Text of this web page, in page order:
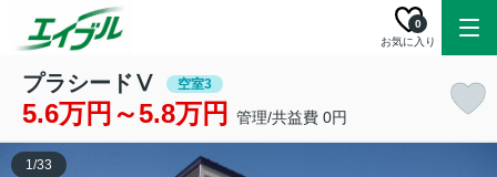
お気に入り
0
プラシードⅤ 空室3
5.6万円～5.8万円 管理/共益費 0円
1/33